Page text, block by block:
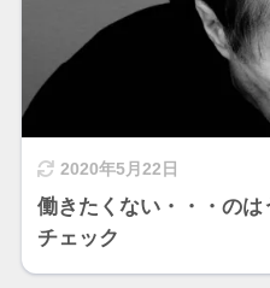
2020年5月22日
働きたくない・・・の
チェック